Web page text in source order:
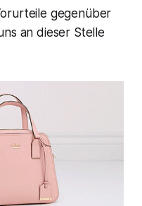
gegenüber
an dieser Stelle